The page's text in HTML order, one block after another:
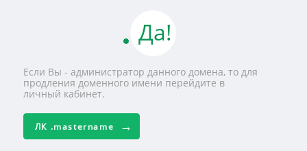
Да!
Если Вы - администратор данного домена, то для
продления доменного имени перейдите в
личный кабинет.
ЛК .mastername